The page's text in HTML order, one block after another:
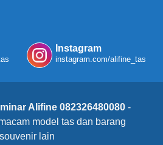
Instagram
instagram.com/alifine_tas
Alifine 082326480080 -
model tas dan barang
souvenir lain